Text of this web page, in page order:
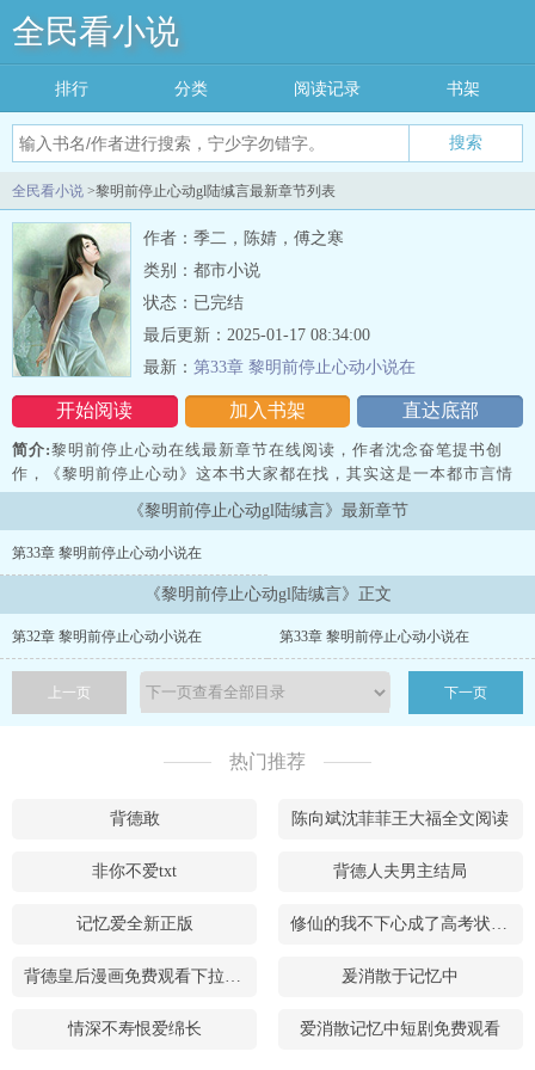
全民看小说
搜索
排行 分类 阅读记录 书架
全民看小说 >黎明前停止心动gl陆缄言最新章节列表
作者：季二，陈婧，傅之寒
类别：都市小说
状态：已完结
开始阅读 加入书架 直达底部
最后更新：2025-01-17 08:34:00
最新： 第33章 黎明前停止心动小说在
简介:黎明前停止心动在线最新章节在线阅读，作者沈念奋笔提书创
作，《黎明前停止心动》这本书大家都在找，其实这是一本都市言情
小说，是作者黎明前停止心动的一本小说，小说的主人公非常有特
《黎明前停止心动gl陆缄言》最新章节
第33章 黎明前停止心动小说在
《黎明前停止心动gl陆缄言》正文
第32章 黎明前停止心动小说在 第33章 黎明前停止心动小说在
上一页 下一页
热门推荐
背德敢 陈向斌沈菲菲王大福全文阅读
非你不爱txt 背德人夫男主结局
记忆爱全新正版 修仙的我不下心成了高考状元短剧
背德皇后漫画免费观看下拉式奇妙漫画 爰消散于记忆中
情深不寿恨爱绵长 爱消散记忆中短剧免费观看